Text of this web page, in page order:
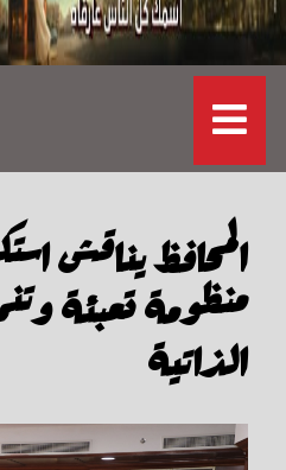
المحافظ يناقش
منظومة تعبئة
الذاتية